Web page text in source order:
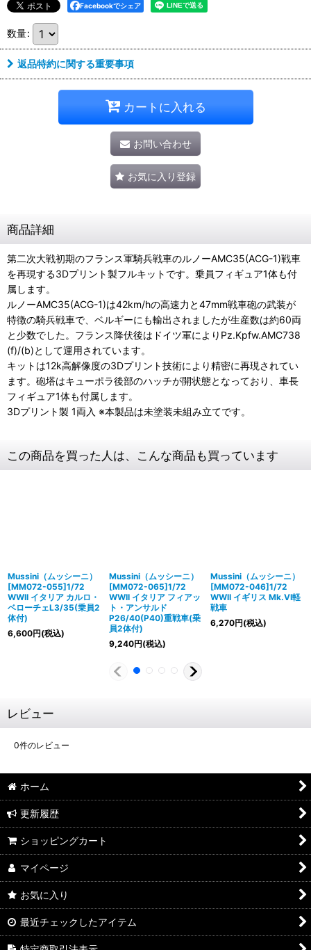
Facebookでシェア
数量:
返品特約に関する重要事項
カートに入れる
お問い合わせ
お気に入り登録
商品詳細
第二次大戦初期のフランス軍騎兵戦車のルノーAMC35(ACG-1)戦車
を再現する3Dプリント製フルキットです。乗員フィギュア1体も付
属します。
ルノーAMC35(ACG-1)は42km/hの高速力と47mm戦車砲の武装が
特徴の騎兵戦車で、ベルギーにも輸出されましたが生産数は約60両
と少数でした。フランス降伏後はドイツ軍によりPz.Kpfw.AMC738
(f)/(b)として運用されています。
キットは12k高解像度の3Dプリント技術により精密に再現されてい
ます。砲塔はキューポラ後部のハッチが開状態となっており、車長
フィギュア1体も付属します。
3Dプリント製 1両入 ※本製品は未塗装未組み立てです。
この商品を買った人は、こんな商品も買っています
Mussini（ムッシーニ）
[MM072-055]1/72
WWII イタリア カルロ・
ベローチェL3/35(乗員2
体付)
6,600円(税込)
Mussini（ムッシーニ）
[MM072-065]1/72
WWII イタリア フィアッ
ト・アンサルド
P26/40(P40)重戦車(乗
員2体付)
9,240円(税込)
Mussini（ムッシーニ）
[MM072-046]1/72
WWII イギリス Mk.VI軽
戦車
6,270円(税込)
レビュー
0件のレビュー
ホーム
更新履歴
ショッピングカート
マイページ
お気に入り
最近チェックしたアイテム